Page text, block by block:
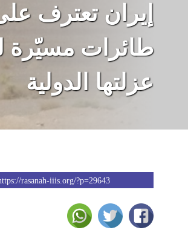
إيران تعترف
طائرات
عزلتها الدولية
rasanah-iiis.org/?p=29643